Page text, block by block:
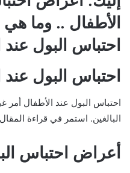
الأطفال .. وما
احتباس البول عند
احتباس البول عند
احتباس البول عند الأطفال أمر
البالغين. استمر في قراءة
أعراض احتباس